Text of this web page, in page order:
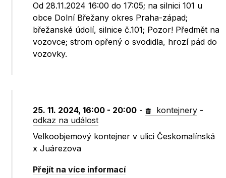
Od 28.11.2024 16:00 do 17:05; na silnici 101 u
obce Dolní Břežany okres Praha-západ;
břežanské údolí, silnice č.101; Pozor! Předmět na
vozovce; strom opřený o svodidla, hrozí pád do
vozovky.
25. 11. 2024, 16:00 - 20:00 - kontejnery -
odkaz na událost
Velkoobjemový kontejner v ulici Českomalínská
x Juárezova
Přejít na více informací